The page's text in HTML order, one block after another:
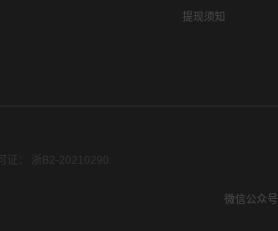
提现须知
证： 浙B2-20210290
微信公众号